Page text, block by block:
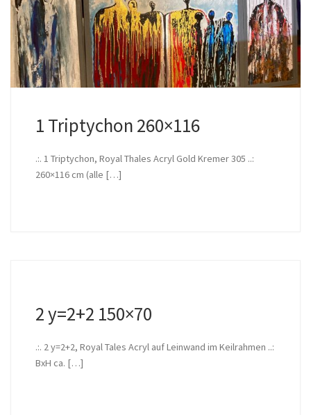
1 Triptychon 260×116
.:. 1 Triptychon, Royal Thales Acryl Gold Kremer 305 ..:
260×116 cm (alle […]
2 y=2+2 150×70
.:. 2 y=2+2, Royal Tales Acryl auf Leinwand im Keilrahmen ..:
BxH ca. […]